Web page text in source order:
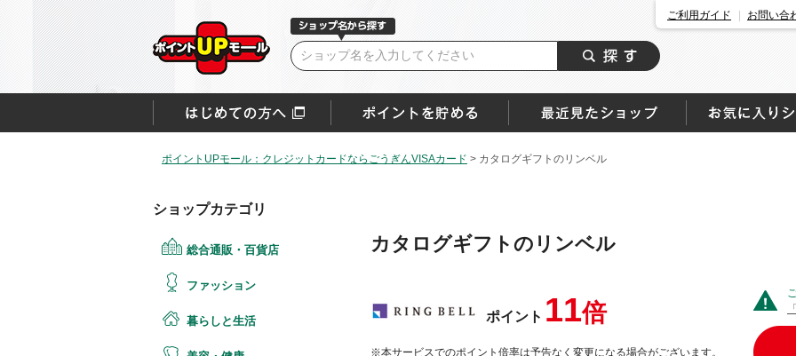
ご利用ガイド お問い合
ポイントUPモール：クレジットカードならごうぎんVISAカード > カタログギフトのリンベル
ショップカテゴリ
総合通販・百貨店
ファッション
暮らしと生活
カタログギフトのリンベル
ポイント 11倍
※本サービスでのポイント倍率は予告なく変更になる場合がございます。